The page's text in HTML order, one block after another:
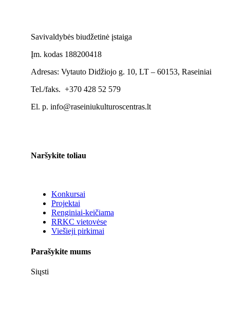
Savivaldybės biudžetinė įstaiga
Įm. kodas 188200418
Adresas: Vytauto Didžiojo g. 10, LT – 60153, Raseiniai
Tel./faks. +370 428 52 579
El. p. info@raseiniukulturoscentras.lt
Naršykite toliau
Konkursai
Projektai
Renginiai-keičiama
RRKC vietovėse
Viešieji pirkimai
Parašykite mums
Siųsti